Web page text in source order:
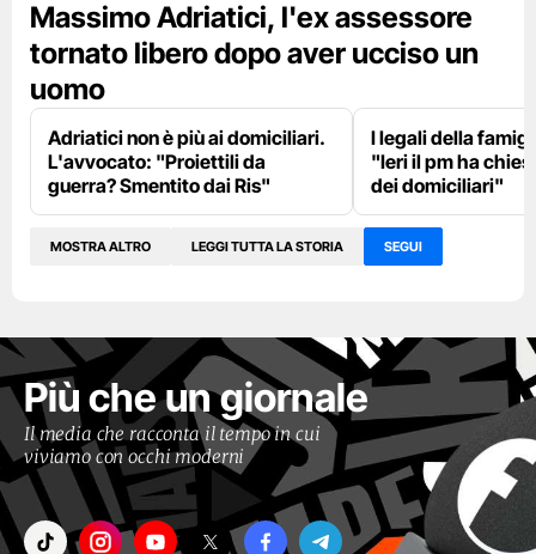
Massimo Adriatici, l'ex assessore
tornato libero dopo aver ucciso un
uomo
Adriatici non è più ai domiciliari.
L'avvocato: "Proiettili da
guerra? Smentito dai Ris"
I legali della
"Ieri il pm ha
dei domiciliari"
MOSTRA ALTRO LEGGI TUTTA LA STORIA SEGUI
Più che un giornale
Il media che racconta il tempo in cui
viviamo con occhi moderni